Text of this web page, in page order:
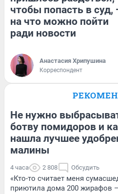
чтобы попасть в суд,
на что можно пойти
ради новости
Анастасия Хрипушина
Корреспондент
Не нужно
ботву помидоров и
нашла лучшее
малины
4 часа 2 808 Обсудить
«Кто-то считает меня
приютила дома 200 жирафов